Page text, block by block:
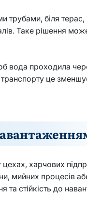
трубами, біля терас,
Таке рішення
вода проходила
транспорту це
харчових
мийних процесів
та стійкість до